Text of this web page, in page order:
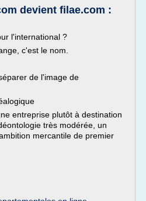
devient filae.com :
l'international ?
c'est le nom.
de l'image de
entreprise plutôt à destination
très modérée, un
mercantile de premier